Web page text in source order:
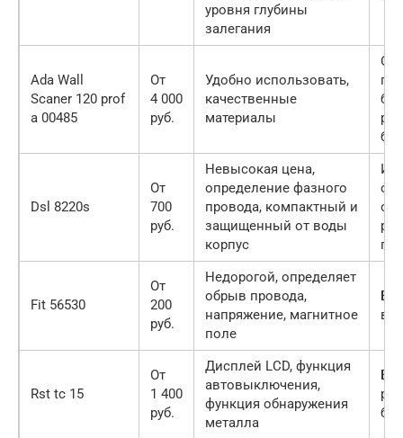
уровня глубины
залегания
Ada Wall
Scaner 120 prof
a 00485
От
4 000
руб.
Удобно использовать,
качественные
материалы
Dsl 8220s
От
700
руб.
Невысокая цена,
определение фазного
провода, компактный и
защищенный от воды
корпус
Fit 56530
От
200
руб.
Недорогой, определяет
обрыв провода,
напряжение, магнитное
поле
в
Rst tc 15
От
1 400
руб.
Дисплей LCD, функция
автовыключения,
функция обнаружения
металла